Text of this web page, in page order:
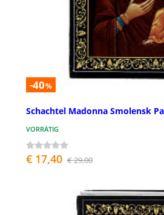
-40%
Schachtel Madonna Smolensk
VORRÄTIG
€ 17,40 € 29,00